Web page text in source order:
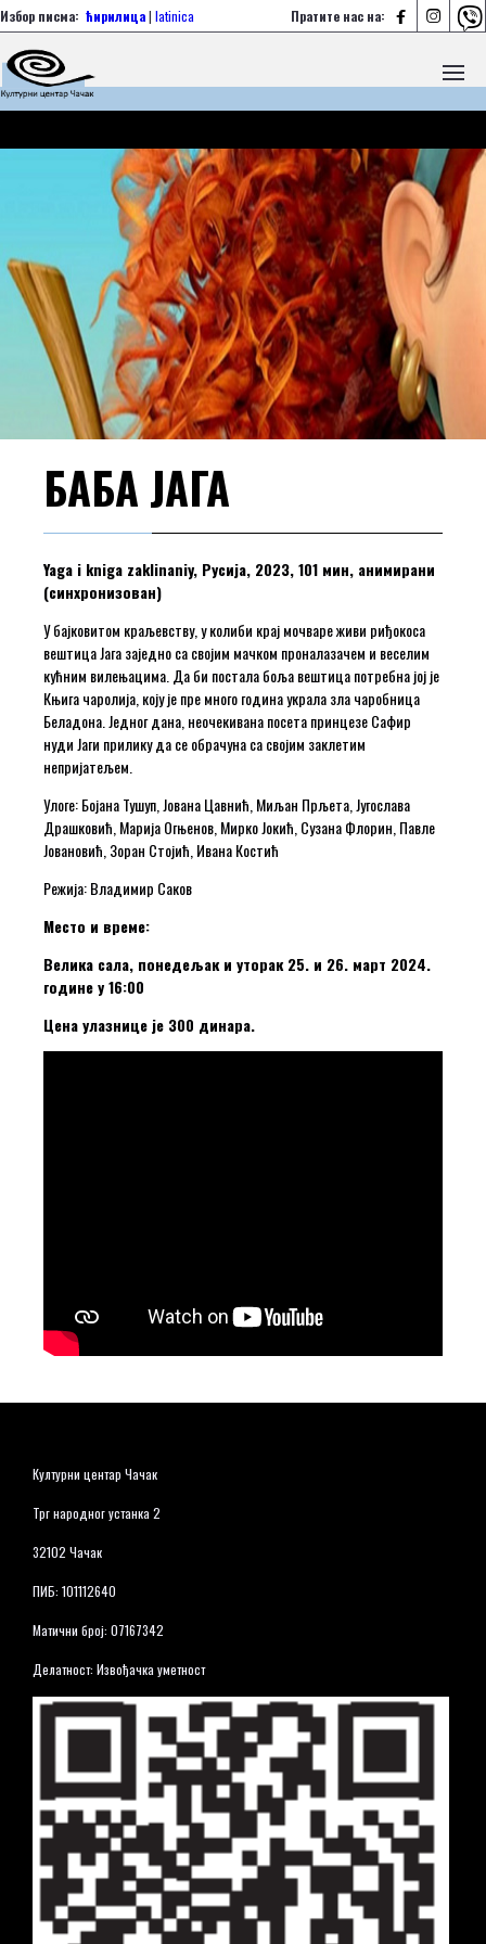
Пратите нас на:   
Избор писма: ћирилица| latinica
БАБА ЈАГА
Yaga i kniga zaklinaniy, Русија, 2023, 101 мин, анимирани
(синхронизован)
У бајковитом краљевству, у колиби крај мочваре живи риђокоса
вештица Јага заједно са својим мачком проналазачем и веселим
кућним вилењацима. Да би постала боља вештица потребна јој је
Књига чаролија, коју је пре много година украла зла чаробница
Беладона. Једног дана, неочекивана посета принцезе Сафир
нуди Јаги прилику да се обрачуна са својим заклетим
непријатељем.
Улоге: Бојана Тушуп, Јована Цавнић, Миљан Прљета, Југослава
Драшковић, Марија Огњенов, Мирко Јокић, Сузана Флорин, Павле
Јовановић, Зоран Стојић, Ивана Костић
Режија: Владимир Саков
Место и време:
Велика сала, понедељак и уторак 25. и 26. март 2024.
године у 16:00
Цена улазнице је 300 динара.
Културни центар Чачак
Трг народног устанка 2
32102 Чачак
ПИБ: 101112640
Матични број: 07167342
Делатност: Извођачка уметност